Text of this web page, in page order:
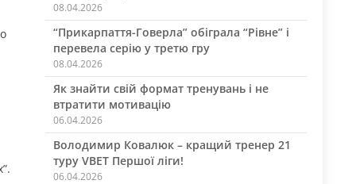
08.04.2026
“Прикарпаття-Говерла” обіграла “Рівне” і
перевела серію у третю гру
08.04.2026
Як знайти свій формат тренувань і не
втратити мотивацію
06.04.2026
Володимир Ковалюк – кращий тренер 21
туру VBET Першої ліги!
06.04.2026